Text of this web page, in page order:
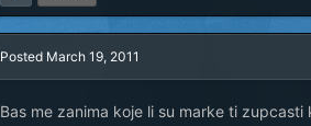
Posted March 19, 2011
Bas me zanima koje li su marke ti zupcasti